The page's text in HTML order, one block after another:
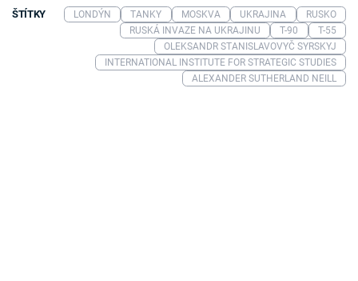
ŠTÍTKY LONDÝN TANKY MOSKVA UKRAJINA
RUSKO
RUSKÁ INVAZE NA UKRAJINU
T-90
T-55
OLEKSANDR STANISLAVOVYČ SYRSKYJ
INTERNATIONAL INSTITUTE FOR STRATEGIC STUDIES
ALEXANDER SUTHERLAND NEILL